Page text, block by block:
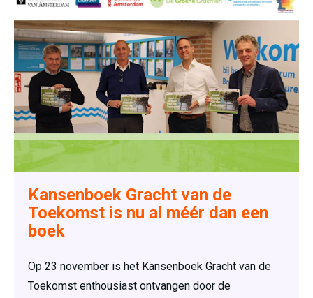
Kansenboek Gracht van de
Toekomst is nu al méér dan een
boek
Op 23 november is het Kansenboek Gracht van de
Toekomst enthousiast ontvangen door de